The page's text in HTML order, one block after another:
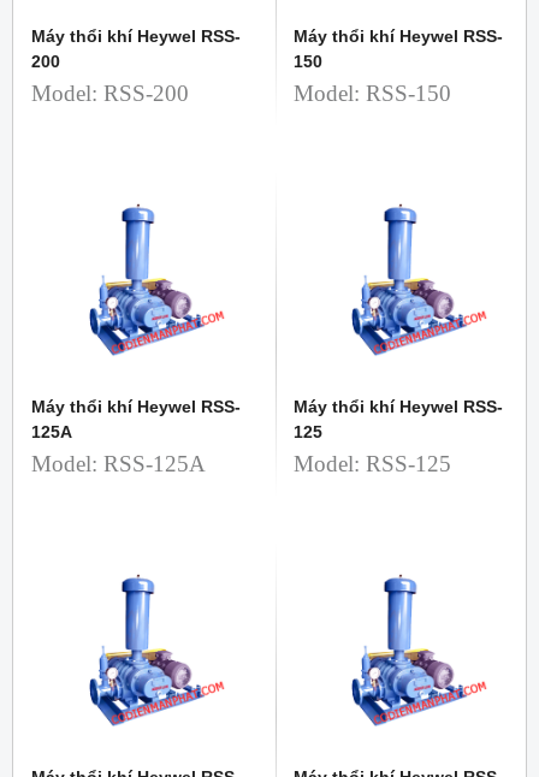
Máy thổi khí Heywel RSS-
200
Model: RSS-200
Máy thổi khí Heywel RSS-
150
Model: RSS-150
Máy thổi khí Heywel RSS-
125A
Model: RSS-125A
Máy thổi khí Heywel RSS-
125
Model: RSS-125